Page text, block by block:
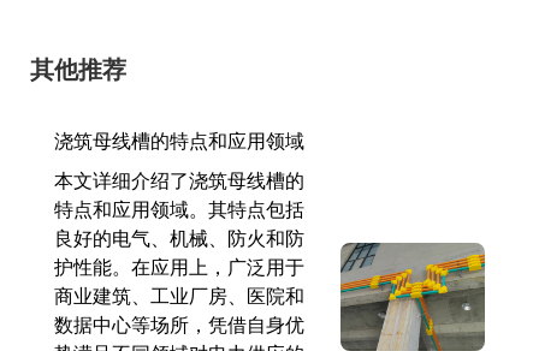
其他推荐
浇筑母线槽的特点和应用领域
本文详细介绍了浇筑母线槽的
特点和应用领域。其特点包括
良好的电气、机械、防火和防
护性能。在应用上，广泛用于
商业建筑、工业厂房、医院和
数据中心等场所，凭借自身优